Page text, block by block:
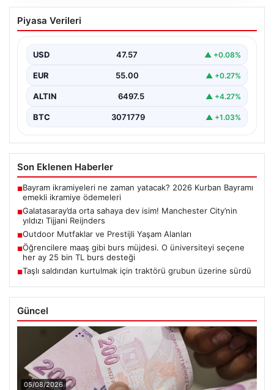
Galatasaray’da orta sahaya dev isim!
Manchester City’nin yıldızı Tijjani
{"title": "Galatasaray Orta Sahaya Dev Transferle
Reijnders"}, "content": "Yaz…
Piyasa Verileri
USD 47.57 ▲ +0.08%
EUR 55.00 ▲ +0.27%
ALTIN 6497.5 ▲ +4.27%
BTC 3071779 ▲ +1.03%
Son Eklenen Haberler
■Bayram ikramiyeleri ne zaman yatacak? 2026 Kurban Bayramı
emekli ikramiye ödemeleri
■Galatasaray’da orta sahaya dev isim! Manchester City’nin
yıldızı Tijjani Reijnders
■Outdoor Mutfaklar ve Prestijli Yaşam Alanları
■Öğrencilere maaş gibi burs müjdesi. O üniversiteyi seçene
her ay 25 bin TL burs desteği
■Taşlı saldırıdan kurtulmak için traktörü grubun üzerine sürdü
Güncel
05/08/2026